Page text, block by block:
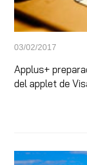
03/02/2017
Applus+
del applet de